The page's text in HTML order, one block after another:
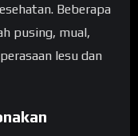
Beberapa
pusing, mual,
lesu dan